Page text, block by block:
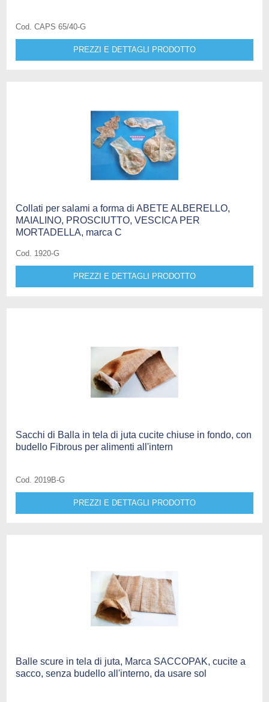
Cod. CAPS 65/40-G
PREZZI E DETTAGLI PRODOTTO
Collati per salami a forma di ABETE ALBERELLO,
MAIALINO, PROSCIUTTO, VESCICA PER
MORTADELLA, marca C
Cod. 1920-G
PREZZI E DETTAGLI PRODOTTO
Sacchi di Balla in tela di juta cucite chiuse in fondo, con
budello Fibrous per alimenti all'intern
Cod. 2019B-G
PREZZI E DETTAGLI PRODOTTO
Balle scure in tela di juta, Marca SACCOPAK, cucite a
sacco, senza budello all'interno, da usare sol